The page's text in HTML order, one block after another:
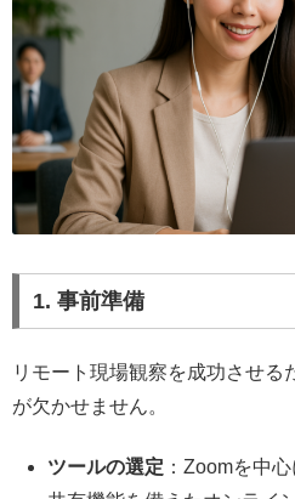
1. 事前準備
リモート現場観察を成功させる
が欠かせません。
ツールの選定 ：Zoomを中